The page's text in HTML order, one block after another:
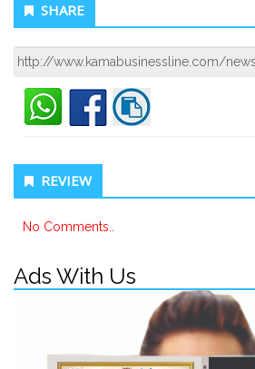
SHARE
REVIEW
No Comments..
Ads With Us